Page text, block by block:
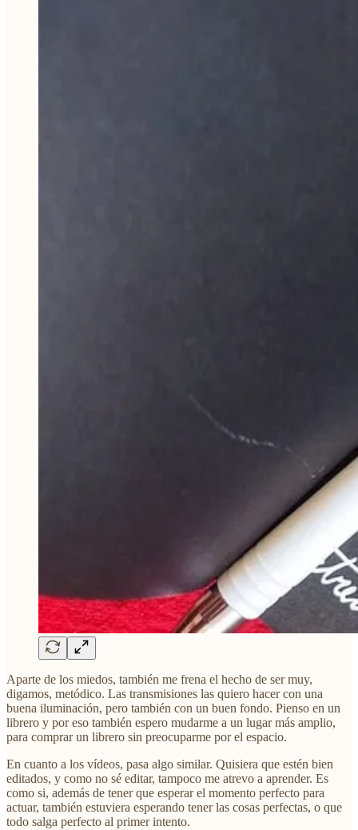
Aparte de los miedos, también me frena el hecho de ser muy,
digamos, metódico. Las transmisiones las quiero hacer con una
buena iluminación, pero también con un buen fondo. Pienso en un
librero y por eso también espero mudarme a un lugar más amplio,
para comprar un librero sin preocuparme por el espacio.
En cuanto a los vídeos, pasa algo similar. Quisiera que estén bien
editados, y como no sé editar, tampoco me atrevo a aprender. Es
como si, además de tener que esperar el momento perfecto para
actuar, también estuviera esperando tener las cosas perfectas, o que
todo salga perfecto al primer intento.